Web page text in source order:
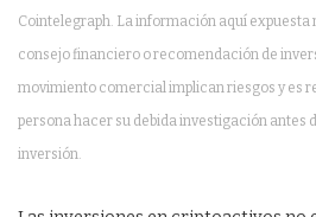
Cointelegraph. La información aquí expuesta
consejo financiero o recomendación de
movimiento comercial implican riesgos y es
persona hacer su debida investigación antes
inversión.